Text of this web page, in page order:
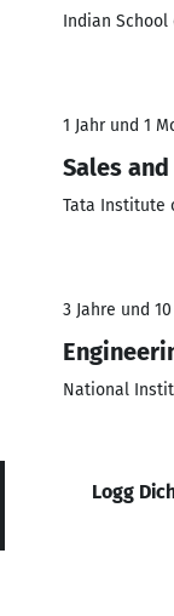
Indian School
1 Jahr und 1
Sales
Tata Institute
3 Jahre und
National
Logg